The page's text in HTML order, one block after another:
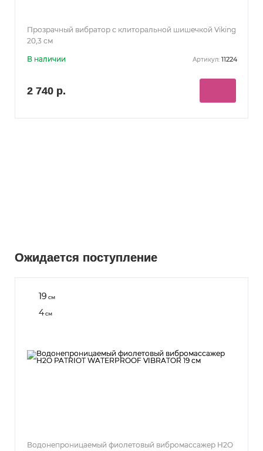
Прозрачный вибратор с клиторальной шишечкой Viking
20,3 см
В наличии Артикул: 11224
2 740 р.
Ожидается поступление
19 см
4см
Водонепроницаемый фиолетовый вибромассажер H2O